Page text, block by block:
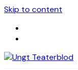
Skip to content